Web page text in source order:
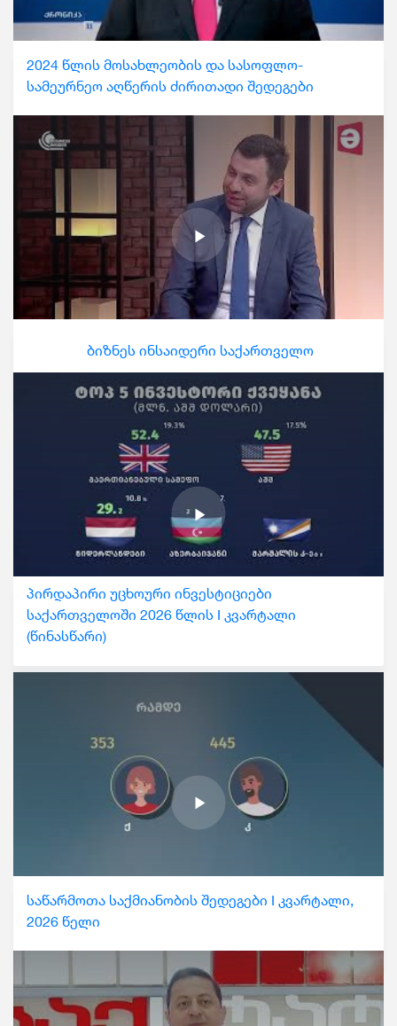
2024 წლის მოსახლეობის და სასოფლო-
სამეურნეო აღწერის ძირითადი შედეგები
ბიზნეს ინსაიდერი საქართველო
პირდაპირი უცხოური ინვესტიციები
საქართველოში 2026 წლის I კვარტალი
(წინასწარი)
საწარმოთა საქმიანობის შედეგები I კვარტალი,
2026 წელი